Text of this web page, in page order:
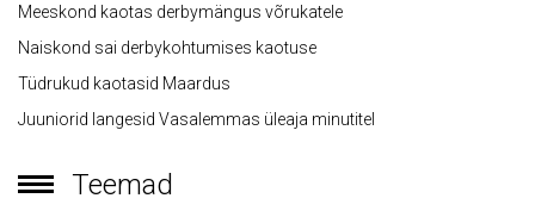
Meeskond kaotas derbymängus võrukatele
Naiskond sai derbykohtumises kaotuse
Tüdrukud kaotasid Maardus
Juuniorid langesid Vasalemmas üleaja minutitel
Teemad